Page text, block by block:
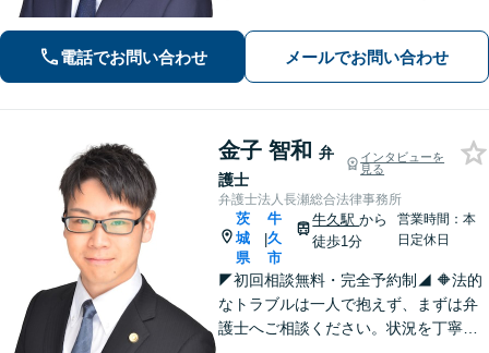
合う解決策をご提案します。まずは安
心して現状をお聞かせください。【離
婚・不倫｜交通事故｜相続｜刑事｜企
業法務】
電話でお問い合わせ メールでお問い合わせ
金子 智和 弁
護士
インタビューを
見る
弁護士法人長瀬総合法律事務所
茨
城
県
|
牛
久
市
牛久駅から
徒歩1分
営業時間：本
日定休日
◤初回相談無料・完全予約制◢ 🔶法的
なトラブルは一人で抱えず、まずは弁
護士へご相談ください。状況を丁寧に